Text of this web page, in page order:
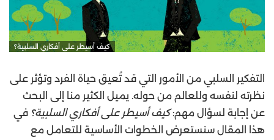
كيف أسيطر على أفكاري السلبية؟
التفكير السلبي من الأمور التي قد تُعيق حياة الفرد وتؤثر على
نظرته لنفسه وللعالم من حوله. يميل الكثير منا إلى البحث
عن إجابة لسؤال مهم:كيف أسيطر على أفكاري السلبية؟ في
هذا المقال سنستعرض الخطوات الأساسية للتعامل مع